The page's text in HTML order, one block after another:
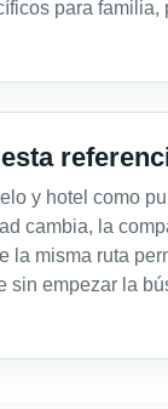
para familia,
y hotel como
cambia, la
la misma ruta
sin empezar la